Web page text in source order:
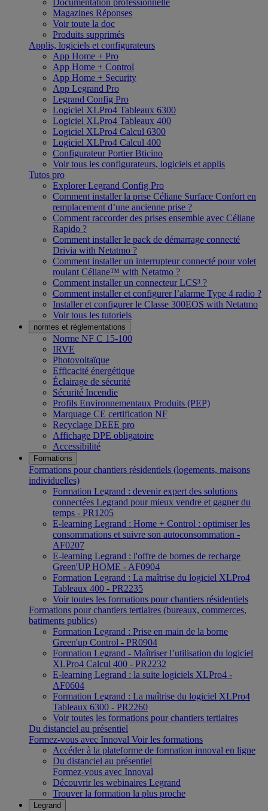
Documentation professionnelle
Magazines Réponses
Voir toute la doc
Produits supprimés
Applis, logiciels et configurateurs
App Home + Pro
App Home + Control
App Home + Security
App Legrand Pro
Legrand Config Pro
Logiciel XLPro4 Tableaux 6300
Logiciel XLPro4 Tableaux 400
Logiciel XLPro4 Calcul 6300
Logiciel XLPro4 Calcul 400
Configurateur Portier Bticino
Voir tous les configurateurs, logiciels et applis
Tutos pro
Explorer Legrand Config Pro
Comment installer la prise Céliane Surface Confort en
remplacement d’une ancienne prise ?
Comment raccorder des prises ensemble avec Céliane
Rapido ?
Comment installer le pack de démarrage connecté
Drivia with Netatmo ?
Comment installer un interrupteur connecté pour volet
roulant Céliane™ with Netatmo ?
Comment installer un connecteur LCS³ ?
Comment installer et configurer l’alarme Type 4 radio ?
Installer et configurer le Classe 300EOS with Netatmo
Voir tous les tutoriels
normes et réglementations
Norme NF C 15-100
IRVE
Photovoltaïque
Efficacité énergétique
Éclairage de sécurité
Sécurité Incendie
Profils Environnementaux Produits (PEP)
Marquage CE certification NF
Recyclage DEEE pro
Affichage DPE obligatoire
Accessibilité
Formations
Formations pour chantiers résidentiels (logements, maisons
individuelles)
Formation Legrand : devenir expert des solutions
connectées Legrand pour mieux vendre et gagner du
temps - PR1205
E-learning Legrand : Home + Control : optimiser les
consommations et suivre son autoconsommation -
AF0207
E-learning Legrand : l'offre de bornes de recharge
Green'UP HOME - AF0904
Formation Legrand : La maîtrise du logiciel XLPro4
Tableaux 400 - PR2235
Voir toutes les formations pour chantiers résidentiels
Formations pour chantiers tertiaires (bureaux, commerces,
batiments publics)
Formation Legrand : Prise en main de la borne
Green'up Control - PR0904
Formation Legrand - Maîtriser l’utilisation du logiciel
XLPro4 Calcul 400 - PR2232
E-learning Legrand : la suite logiciels XLPro4 -
AF0604
Formation Legrand : La maîtrise du logiciel XLPro4
Tableaux 6300 - PR2260
Voir toutes les formations pour chantiers tertiaires
Du distanciel au présentiel
Formez-vous avec Innoval Voir les formations
Accéder à la plateforme de formation innoval en ligne
Du distanciel au présentiel
Formez-vous avec Innoval
Découvrir les webinaires Legrand
Trouver la formation la plus proche
Legrand